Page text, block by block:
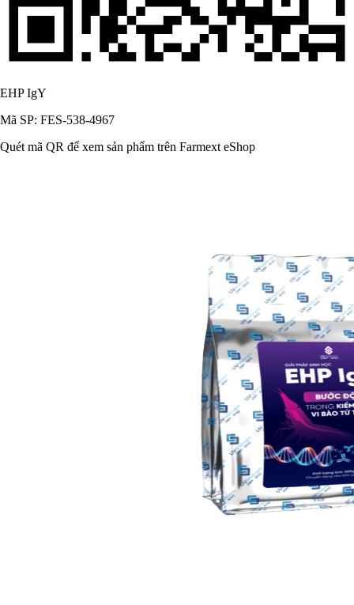
EHP IgY
Mã SP: FES-538-4967
Quét mã QR để xem sản phẩm trên Farmext eShop